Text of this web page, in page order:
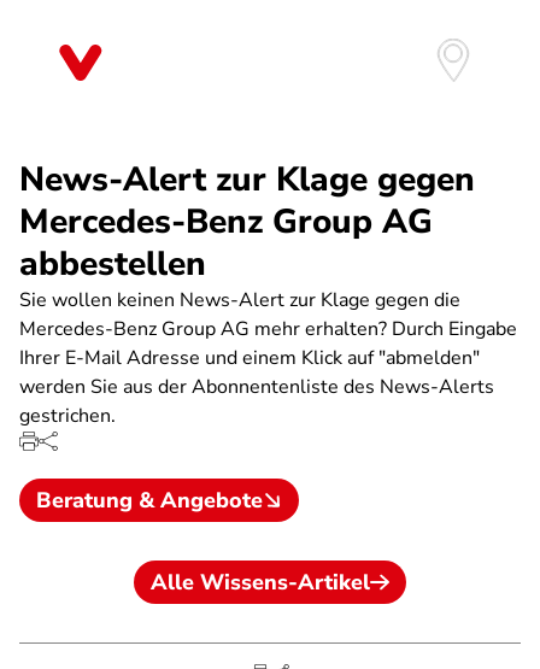
News-Alert zur Klage gegen
Mercedes-Benz Group AG
abbestellen
Sie wollen keinen News-Alert zur Klage gegen die
Mercedes-Benz Group AG mehr erhalten? Durch Eingabe
Ihrer E-Mail Adresse und einem Klick auf "abmelden"
werden Sie aus der Abonnentenliste des News-Alerts
gestrichen.
Beratung & Angebote
Alle Wissens-Artikel